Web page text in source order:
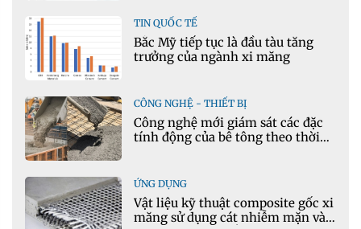
TIN QUỐC TẾ
Bắc Mỹ tiếp tục là đầu tàu tăng
trưởng của ngành xi măng
CÔNG NGHỆ - THIẾT BỊ
Công nghệ mới giám sát các đặc
tính động của bê tông theo thời
ỨNG DỤNG
Vật liệu kỹ thuật composite gốc xi
măng sử dụng cát nhiễm mặn và